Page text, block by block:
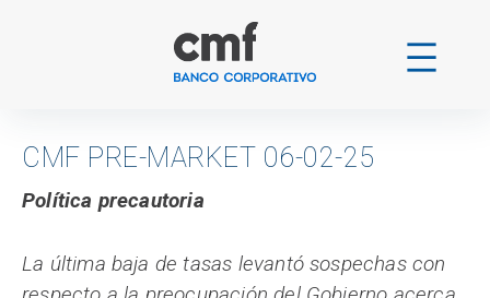
CMF PRE-MARKET 06-02-25
Política precautoria
La última baja de tasas levantó sospechas con